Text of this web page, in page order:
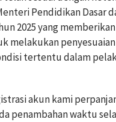
Pendidikan Dasar
2025 yang
melakukan
tertentu dalam
akun kami
penambahan waktu